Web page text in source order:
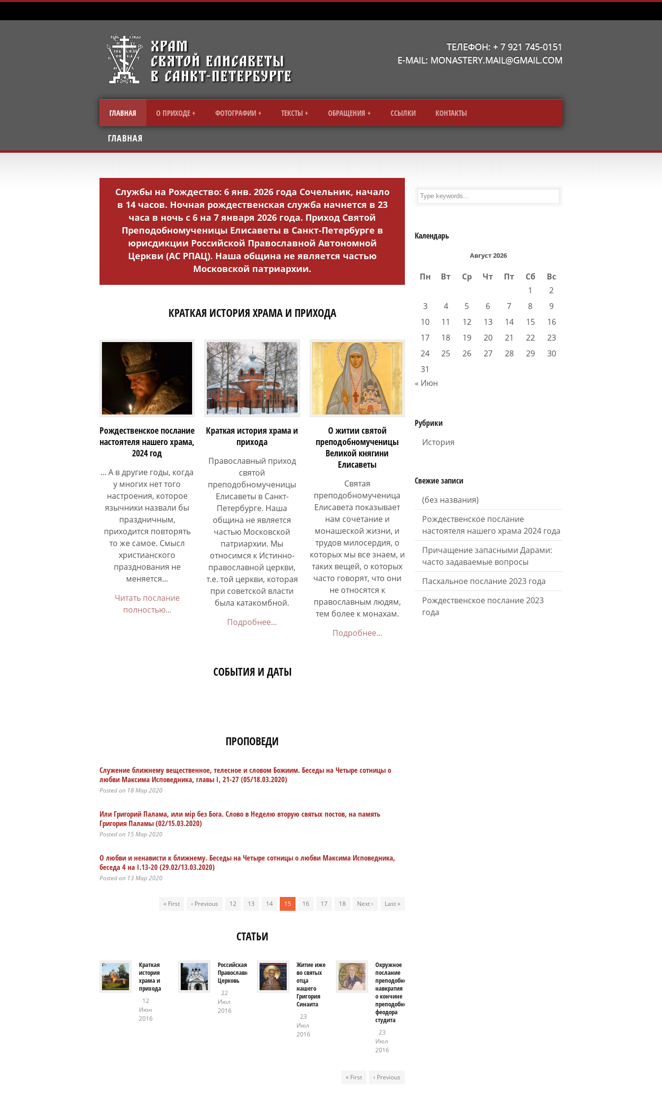
ТЕЛЕФОН: + 7 921 745-0151
E-MAIL: MONASTERY.MAIL@GMAIL.COM
ГЛАВНАЯ О ПРИХОДЕ ФОТОГРАФИИ ТЕКСТЫ ОБРАЩЕНИЯ CСЫЛКИ КОНТАКТЫ
ГЛАВНАЯ
Службы на Рождество: 6 янв. 2026 года Сочельник, начало
в 14 часов. Ночная рождественская служба начнется в 23
часа в ночь с 6 на 7 января 2026 года. Приход Святой
Преподобномученицы Елисаветы в Санкт-Петербурге в
юрисдикции Российской Православной Автономной
Церкви (АС РПАЦ). Наша община не является частью
Московской патриархии.
КРАТКАЯ ИСТОРИЯ ХРАМА И ПРИХОДА
Рождественское послание
настоятеля нашего храма,
2024 год
... А в другие годы, когда
у многих нет того
настроения, которое
язычники назвали бы
праздничным,
приходится повторять
то же самое. Смысл
христианского
празднования не
меняется...
Читать послание
полностью...
Краткая история храма и
прихода
Православный приход
святой
преподобномученицы
Елисаветы в Санкт-
Петербурге. Наша
община не является
частью Московской
патриархии. Мы
относимся к Истинно-
православной церкви,
т.е. той церкви, которая
при советской власти
была катакомбной.
Подробнее...
О житии святой
преподобномученицы
Великой княгини
Елисаветы
Святая
преподобномученица
Елисавета показывает
нам сочетание и
монашеской жизни, и
трудов милосердия, о
которых мы все знаем, и
таких вещей, о которых
часто говорят, что они
не относятся к
православным людям,
тем более к монахам.
Подробнее...
CОБЫТИЯ И ДАТЫ
ПРОПОВЕДИ
Служение ближнему вещественное, телесное и словом Божиим. Беседы на Четыре сотницы о
любви Максима Исповедника, главы I, 21-27 (05/18.03.2020)
Posted on 18 Мар 2020
Или Григорий Палама, или мiр без Бога. Слово в Неделю вторую святых постов, на память
Григория Паламы (02/15.03.2020)
Posted on 15 Мар 2020
О любви и ненависти к ближнему. Беседы на Четыре сотницы о любви Максима Исповедника,
беседа 4 на I.13-20 (29.02/13.03.2020)
Posted on 13 Мар 2020
« First ‹ Previous 12 13 14 15 16 17 18 Next › Last »
СТАТЬИ
Краткая
история
храма и
прихода
12
Июн
2016
Российская
Православная
Церковь
22
Июл
2016
Житие иже
во святых
отца
нашего
Григория
Синаита
23
Июл
2016
Окружное
послание
преподобного
навкратия
о кончине
преподобного
феодора
студита
23
Июл
2016
« First ‹ Previous
Календарь
Август 2026
Пн Вт Ср Чт Пт Сб
Вс
1
2
3
4 5 6 7 8
9
10
11 12 13 14 15
16
17
18 19 20 21 22
23
24
25 26 27 28 29
30
31
« Июн
Рубрики
История
Свежие записи
(без названия)
Рождественское послание
настоятеля нашего храма 2024 года
Причащение запасными Дарами:
часто задаваемые вопросы
Пасхальное послание 2023 года
Рождественское послание 2023
года